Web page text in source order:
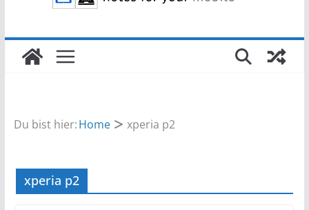
Du bist hier:Home xperia p2
xperia p2